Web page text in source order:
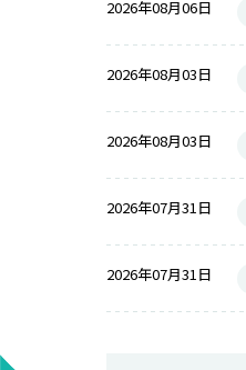
2026年08月06日
2026年08月03日
2026年08月03日
2026年07月31日
2026年07月31日